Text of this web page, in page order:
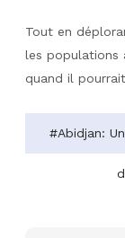
Tout en
les populations
quand il
#Abidjan: